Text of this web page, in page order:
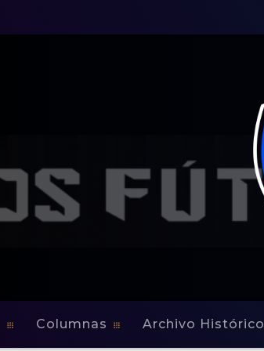
Columnas Archivo Histórico